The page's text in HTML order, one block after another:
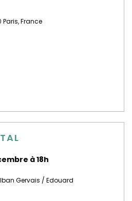
France
à 18h
Gervais / Edouard